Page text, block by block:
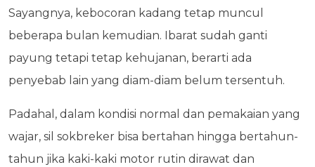
Sayangnya, kebocoran kadang tetap muncul
beberapa bulan kemudian. Ibarat sudah ganti
payung tetapi tetap kehujanan, berarti ada
penyebab lain yang diam-diam belum tersentuh.
Padahal, dalam kondisi normal dan pemakaian yang
wajar, sil sokbreker bisa bertahan hingga bertahun-
tahun jika kaki-kaki motor rutin dirawat dan